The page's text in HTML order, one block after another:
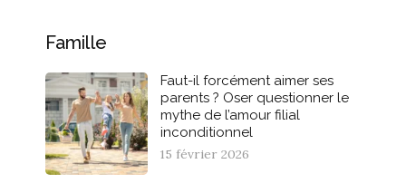
Famille
Faut-il forcément aimer ses
parents ? Oser questionner le
mythe de l’amour filial
inconditionnel
15 février 2026